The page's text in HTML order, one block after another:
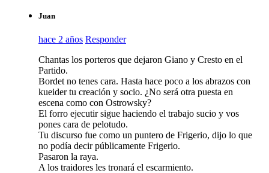
Juan
hace 2 años Responder
Chantas los porteros que dejaron Giano y Cresto en el
Partido.
Bordet no tenes cara. Hasta hace poco a los abrazos con
kueider tu creación y socio. ¿No será otra puesta en
escena como con Ostrowsky?
El forro ejecutir sigue haciendo el trabajo sucio y vos
pones cara de pelotudo.
Tu discurso fue como un puntero de Frigerio, dijo lo que
no podía decir públicamente Frigerio.
Pasaron la raya.
A los traidores les tronará el escarmiento.